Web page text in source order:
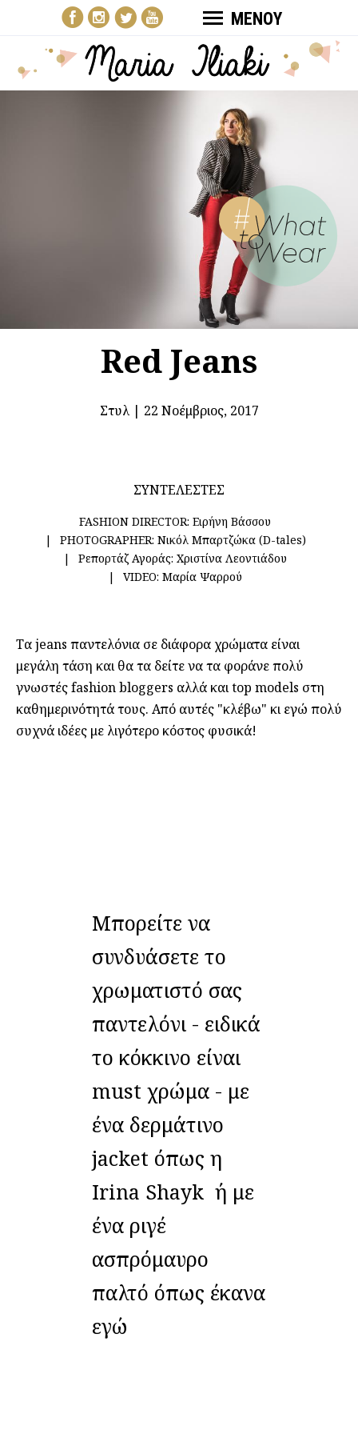
ΜΕΝΟΥ
Red Jeans
Στυλ| 22 Νοέμβριος, 2017
ΣΥΝΤΕΛΕΣΤΕΣ
FASHION DIRECTOR: Ειρήνη Βάσσου
PHOTOGRAPHER: Νικόλ Μπαρτζώκα (D-tales)
Ρεπορτάζ Αγοράς: Χριστίνα Λεοντιάδου
VIDEO: Μαρία Ψαρρού
Τα jeans παντελόνια σε διάφορα χρώματα είναι
μεγάλη τάση και θα τα δείτε να τα φοράνε πολύ
γνωστές fashion bloggers αλλά και top models στη
καθημερινότητά τους. Από αυτές "κλέβω" κι εγώ πολύ
συχνά ιδέες με λιγότερο κόστος φυσικά!
Μπορείτε να
συνδυάσετε το
χρωματιστό σας
παντελόνι - ειδικά
το κόκκινο είναι
must χρώμα - με
ένα δερμάτινο
jacket όπως η
Irina Shayk ή με
ένα ριγέ
ασπρόμαυρο
παλτό όπως έκανα
εγώ